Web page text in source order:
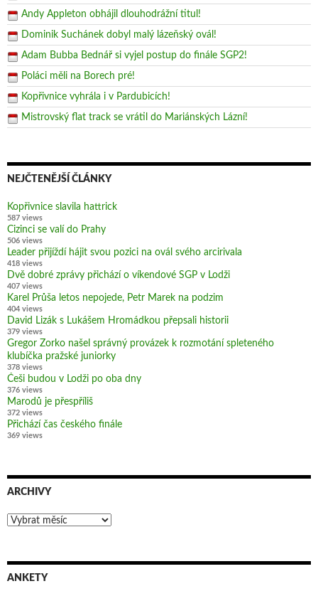
Andy Appleton obhájil dlouhodrážní titul!
Dominik Suchánek dobyl malý lázeňský ovál!
Adam Bubba Bednář si vyjel postup do finále SGP2!
Poláci měli na Borech pré!
Kopřivnice vyhrála i v Pardubicích!
Mistrovský flat track se vrátil do Mariánských Lázní!
NEJČTENĚJŠÍ ČLÁNKY
Kopřivnice slavila hattrick
587 views
Cizinci se valí do Prahy
506 views
Leader přijíždí hájit svou pozici na ovál svého arcirivala
418 views
Dvě dobré zprávy přichází o víkendové SGP v Lodži
407 views
Karel Průša letos nepojede, Petr Marek na podzim
404 views
David Lizák s Lukášem Hromádkou přepsali historii
379 views
Gregor Zorko našel správný provázek k rozmotání spleteného
klubíčka pražské juniorky
378 views
Češi budou v Lodži po oba dny
376 views
Marodů je přespříliš
372 views
Přichází čas českého finále
369 views
ARCHIVY
Archivy
ANKETY